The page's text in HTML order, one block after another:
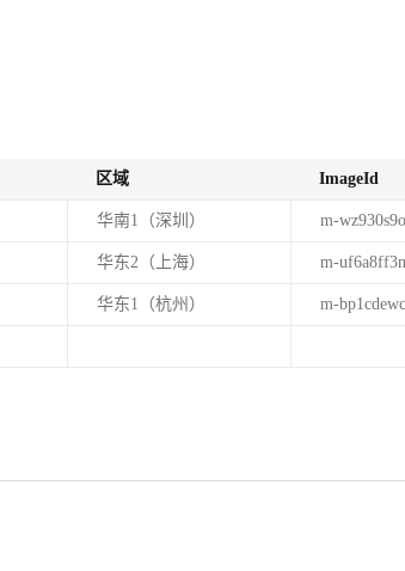
区域 ImageId
华南1（深圳） m-
华东2（上海） m-
华东1（杭州） m-